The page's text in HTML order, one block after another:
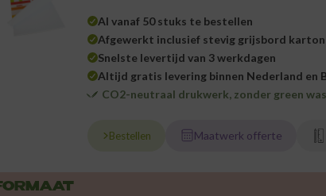
Al vanaf 50 stuks te bestellen
Afgewerkt inclusief stevig grijsbord karton
Snelste levertijd van 3 werkdagen
Altijd gratis levering binnen Nederland en
CO2-neutraal drukwerk, zonder green
Bestellen Maatwerk offerte